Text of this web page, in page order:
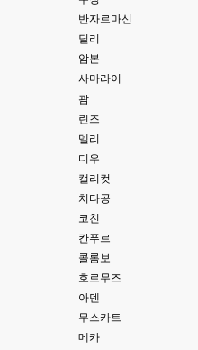
반자르마신
딜리
암본
사마라이
괌
린즈
델리
디우
캘리컷
치타공
코친
칸푸르
콜롬보
호르무즈
아덴
무스카트
메카
아실꺼에요 ㅎㅎ
영정원 누르면 나오는 페이지는 디게
시면
? 아무도 없어 뜬걸까용 ㅎ-ㅎ